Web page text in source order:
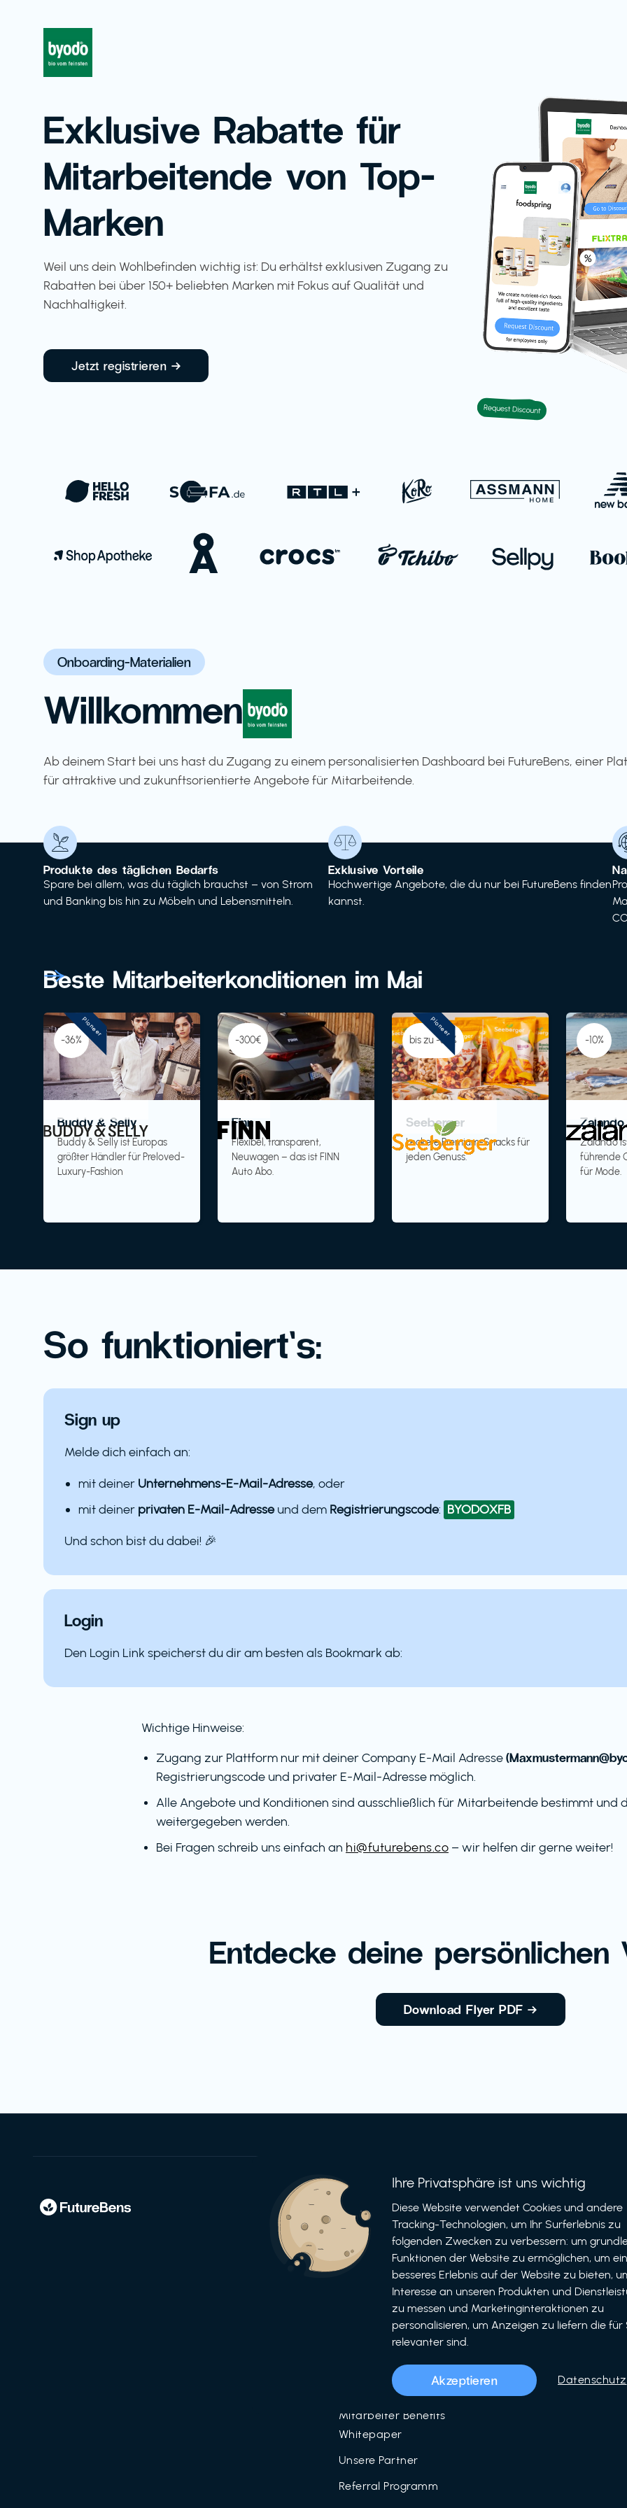
Exklusive Rabatte für
Mitarbeitende von Top-
Marken
Weil uns dein Wohlbefinden wichtig ist: Du erhältst exklusiven Zugang zu
Rabatten bei über 150+ beliebten Marken mit Fokus auf Qualität und
Nachhaltigkeit.
Jetzt registrieren →
Onboarding-Materialien
Willkommen
Ab deinem Start bei uns hast du Zugang zu einem personalisierten Dashboard bei FutureBens, einer
für attraktive und zukunftsorientierte Angebote für Mitarbeitende.
Produkte des täglichen Bedarfs
Spare bei allem, was du täglich brauchst – von Strom
und Banking bis hin zu Möbeln und Lebensmitteln.
Exklusive Vorteile
Hochwertige Angebote, die du nur bei FutureBens finden
kannst.
Beste Mitarbeiterkonditionen im Mai
-36%
Buddy & Selly
Buddy & Selly ist Europas
größter Händler für Preloved-
Luxury-Fashion
Pioneer
-300€
Finn
Flexibel, transparent,
Neuwagen – das ist FINN
Auto Abo.
bis zu -30%
Seeberger
Leckere Premium-Snacks für
jeden Genuss.
Pioneer
-10%
Zalando
führende
für Mode.
So funktioniert’s:
Sign up
Melde dich einfach an:
mit deiner Unternehmens-E-Mail-Adresse, oder
mit deiner privaten E-Mail-Adresseund dem Registrierungscode: BYODOXFB
Und schon bist du dabei! 🎉
Login
Den Login Link speicherst du dir am besten als Bookmark ab:
Wichtige Hinweise:
Zugang zur Plattform nur mit deiner Company E-Mail Adresse
Registrierungscode und privater E-Mail-Adresse möglich.
Alle Angebote und Konditionen sind ausschließlich für Mitarbeitende bestimmt und
weitergegeben werden.
Bei Fragen schreib uns einfach an hi@futurebens.co – wir helfen dir gerne weiter!
Entdecke deine persönlichen
Download Flyer PDF →
Informationen
Für Unternehmen
Für Partner
Unser Team
Mitarbeiter Benefits
Mitarbeiter Benefits
Whitepaper
Unsere Partner
Referral Programm
Bewerben
als Unternehmen
Ihre Privatsphäre ist uns wichtig
Diese Website verwendet Cookies und andere
Tracking-Technologien, um Ihr Surferlebnis zu
folgenden Zwecken zu verbessern: um
Funktionen der Website zu ermöglichen, um ein
besseres Erlebnis auf der Website zu bieten,
Interesse an unseren Produkten und
zu messen und Marketinginteraktionen zu
personalisieren, um Anzeigen zu liefern die für
relevanter sind.
Akzeptieren Datenschutz